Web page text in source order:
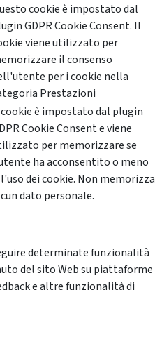
cookie è impostato dal
GDPR Cookie Consent. Il
viene utilizzato per
il consenso
per i cookie nella
Prestazioni
è impostato dal plugin
Cookie Consent e viene
per memorizzare se
ha acconsentito o meno
dei cookie. Non memorizza
dato personale.
determinate funzionalità
del sito Web su piattaforme
e altre funzionalità di